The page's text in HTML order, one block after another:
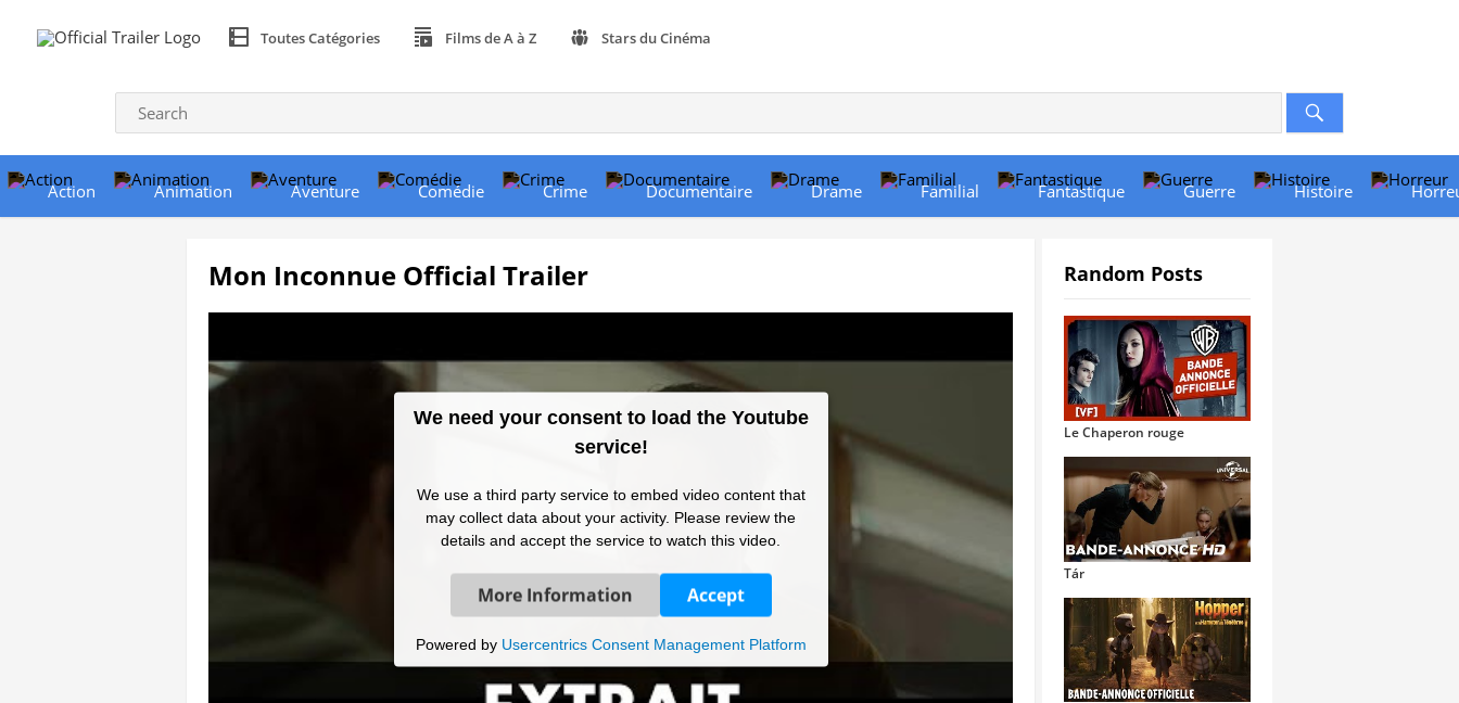
Toutes Catégories Films de A à Z Stars du Cinéma
Action Animation Aventure Comédie Crime Documentaire Drame Familial Fantastique Guerre Histoire
Mon Inconnue Official Trailer
We need your consent to load the Youtube
service!
We use a third party service to embed video content that
may collect data about your activity. Please review the
details and accept the service to watch this video.
More Information Accept
Powered by Usercentrics Consent Management Platform
Random Posts
Le Chaperon rouge
Tár